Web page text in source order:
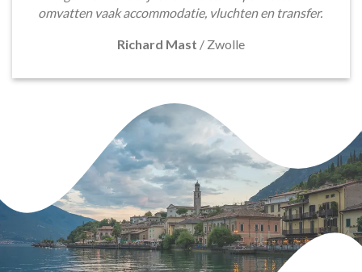
omvatten vaak accommodatie, vluchten en transfer.
Richard Mast / Zwolle